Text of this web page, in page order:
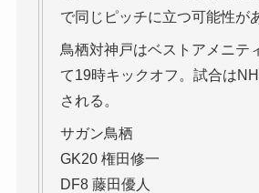
で同じピッチに立つ可能性が
鳥栖対神戸はベストアメニテ
て19時キックオフ。試合は
される。
サガン鳥栖
GK20 権田修一
DF8 藤田優人